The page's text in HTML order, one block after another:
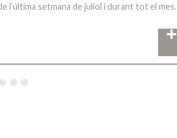
l’última setmana de juliol i durant tot el